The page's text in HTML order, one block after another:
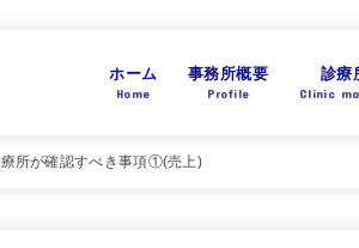
ホーム
Home
事務所概要
Profile
診療
Clinic
所が確認すべき事項①(売上)